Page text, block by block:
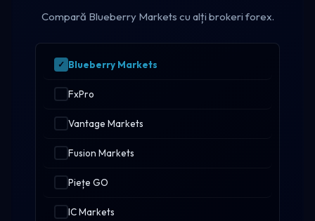
Compară Blueberry Markets cu alți brokeri forex.
Blueberry Markets
FxPro
Vantage Markets
Fusion Markets
Piețe GO
IC Markets